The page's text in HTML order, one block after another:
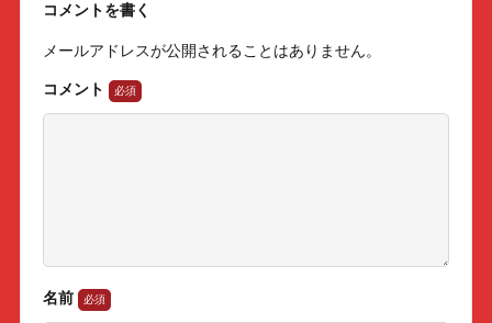
コメントを書く
メールアドレスが公開されることはありません。
コメント
名前